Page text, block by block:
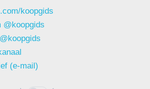
koopgids
@koopgids
(e-mail)